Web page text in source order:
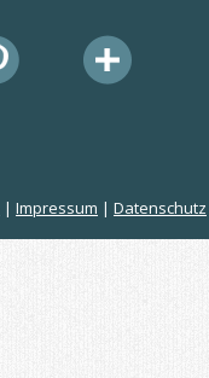
| Impressum | Datenschutz